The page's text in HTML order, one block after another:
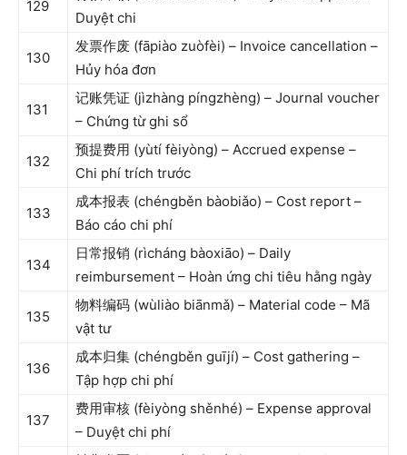
129
Duyệt chi
130
发票作废 (fāpiào zuòfèi) – Invoice cancellation –
Hủy hóa đơn
131
记账凭证 (jìzhàng píngzhèng) – Journal voucher
– Chứng từ ghi sổ
132
预提费用 (yùtí fèiyòng) – Accrued expense –
Chi phí trích trước
133
成本报表 (chéngběn bàobiǎo) – Cost report –
Báo cáo chi phí
134
日常报销 (rìcháng bàoxiāo) – Daily
reimbursement – Hoàn ứng chi tiêu hằng ngày
135
物料编码 (wùliào biānmǎ) – Material code – Mã
vật tư
136
成本归集 (chéngběn guījí) – Cost gathering –
Tập hợp chi phí
137
费用审核 (fèiyòng shěnhé) – Expense approval
– Duyệt chi phí